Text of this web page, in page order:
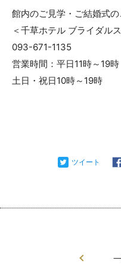
館内のご見学・ご結婚式の
＜千草ホテル ブライダル
093-671-1135
営業時間：平日11時～19時
土日・祝日10時～19時
ツイート